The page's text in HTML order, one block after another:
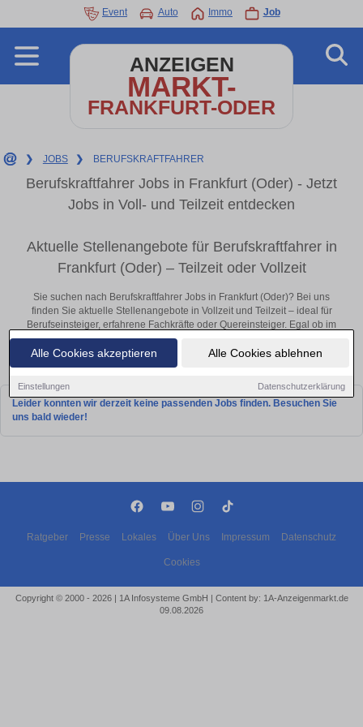
Alle Cookies akzeptieren Alle Cookies ablehnen
Einstellungen Datenschutzerklärung
Event Auto Immo Job
ANZEIGEN
MARKT-
FRANKFURT-ODER
❯ JOBS ❯ BERUFSKRAFTFAHRER
Berufskraftfahrer Jobs in Frankfurt (Oder) - Jetzt
Jobs in Voll- und Teilzeit entdecken
Aktuelle Stellenangebote für Berufskraftfahrer in
Frankfurt (Oder) – Teilzeit oder Vollzeit
Sie suchen nach Berufskraftfahrer Jobs in Frankfurt (Oder)? Bei uns
finden Sie aktuelle Stellenangebote in Vollzeit und Teilzeit – ideal für
Berufseinsteiger, erfahrene Fachkräfte oder Quereinsteiger. Egal ob im
Büro, vor Ort oder remote: Entdecken Sie jetzt neue Chancen in Ihrer
Region und bewerben Sie sich direkt auf passende Berufskraftfahrer-
Stellen in Frankfurt (Oder)!
Leider konnten wir derzeit keine passenden Jobs finden. Besuchen Sie
uns bald wieder!
Ratgeber Presse Lokales Über Uns Impressum Datenschutz
Cookies
Copyright © 2000 - 2026 | 1A Infosysteme GmbH | Content by: 1A-Anzeigenmarkt.de
09.08.2026